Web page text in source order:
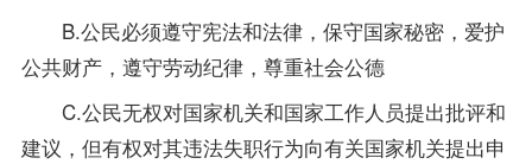
B.公民必须遵守宪法和法律，保守国家秘密，爱护
公共财产，遵守劳动纪律，尊重社会公德
C.公民无权对国家机关和国家工作人员提出批评和
建议，但有权对其违法失职行为向有关国家机关提出申